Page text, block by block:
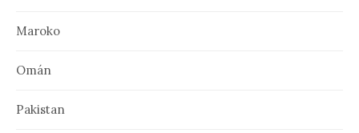
Maroko
Omán
Pakistan